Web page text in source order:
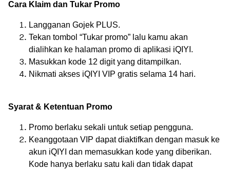
Cara Klaim dan Tukar Promo
Langganan Gojek PLUS.
Tekan tombol “Tukar promo” lalu kamu akan
dialihkan ke halaman promo di aplikasi iQIYI.
Masukkan kode 12 digit yang ditampilkan.
Nikmati akses iQIYI VIP gratis selama 14 hari.
Syarat & Ketentuan Promo
Promo berlaku sekali untuk setiap pengguna.
Keanggotaan VIP dapat diaktifkan dengan masuk ke
akun iQIYI dan memasukkan kode yang diberikan.
Kode hanya berlaku satu kali dan tidak dapat